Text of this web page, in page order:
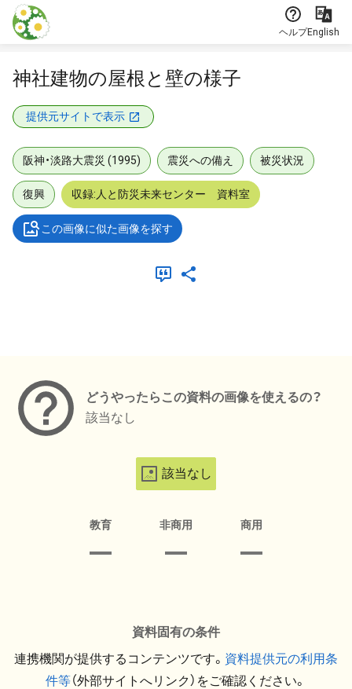
本文に飛ぶ
ヘルプEnglish
神社建物の屋根と壁の様子
提供元サイトで表示
阪神・淡路大震災 (1995) 震災への備え 被災状況
復興 収録:人と防災未来センター 資料室
この画像に似た画像を探す
どうやったらこの資料の画像を使えるの？
該当なし
該当なし
教育 非商用 商用
資料固有の条件
連携機関が提供するコンテンツです。 資料提供元の利用条
件等（外部サイトへリンク）をご確認ください。